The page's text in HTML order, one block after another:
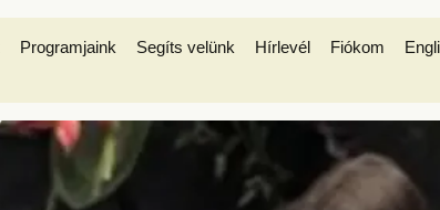
Programjaink Segíts velünk Hírlevél Fiókom